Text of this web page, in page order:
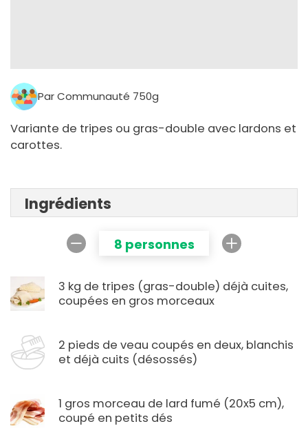
Par Communauté 750g
Variante de tripes ou gras-double avec lardons et
carottes.
Ingrédients
8 personnes
3 kg de tripes (gras-double) déjà cuites,
coupées en gros morceaux
2 pieds de veau coupés en deux, blanchis
et déjà cuits (désossés)
1 gros morceau de lard fumé (20x5 cm),
coupé en petits dés